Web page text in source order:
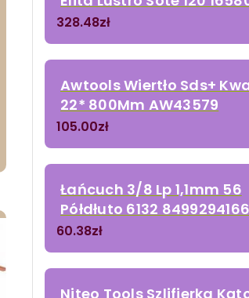
328.48zł
Awtools Wiertło Sds+
22* 800Mm AW43579
105.00zł
Łańcuch 3/8 Lp 1,1mm 56
Półdłuto 6132 8499294166
60.38zł
Niteo Tools Szlifierka